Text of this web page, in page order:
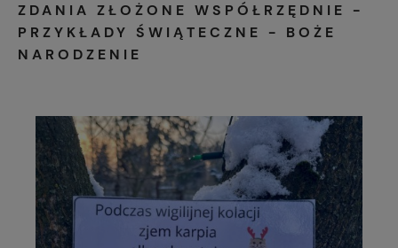
ZDANIA ZŁOŻONE WSPÓŁRZĘDNIE -
PRZYKŁADY ŚWIĄTECZNE - BOŻE
NARODZENIE